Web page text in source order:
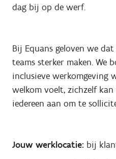
dag bij op de werf.
Bij Equans geloven we
teams sterker maken. We
inclusieve werkomgeving
welkom voelt, zichzelf
iedereen aan om te
Jouw werklocatie: bij